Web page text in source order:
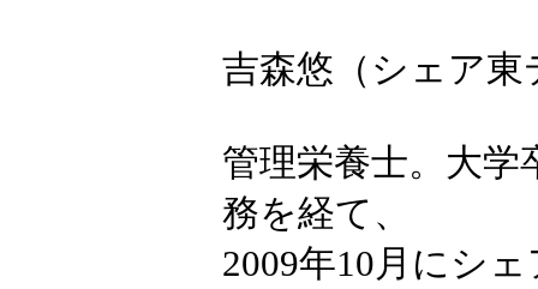
吉森悠（シェア
管理栄養士。大学
務を経て、
2009年10月にシ